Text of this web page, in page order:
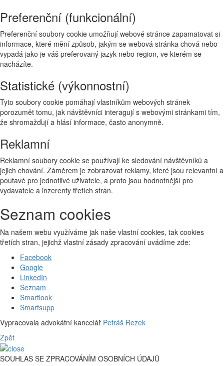
Preferenční (funkcionální)
Preferenční soubory cookie umožňují webové stránce zapamatovat si
informace, které mění způsob, jakým se webová stránka chová nebo
vypadá jako je váš preferovaný jazyk nebo region, ve kterém se
nacházíte.
Statistické (výkonnostní)
Tyto soubory cookie pomáhají vlastníkům webových stránek
porozumět tomu, jak návštěvníci interagují s webovými stránkami tím,
že shromažďují a hlásí informace, často anonymně.
Reklamní
Reklamní soubory cookie se používají ke sledování návštěvníků a
jejich chování. Záměrem je zobrazovat reklamy, které jsou relevantní a
poutavé pro jednotlivé uživatele, a proto jsou hodnotnější pro
vydavatele a inzerenty třetích stran.
Seznam cookies
Na našem webu využíváme jak naše vlastní cookies, tak cookies
třetích stran, jejichž vlastní zásady zpracování uvádíme zde:
Facebook
Google
LinkedIn
Seznam
Smartlook
Smartsupp
Vypracovala advokátní kancelář Petráš Rezek
Zpět
SOUHLAS SE ZPRACOVÁNÍM OSOBNÍCH ÚDAJŮ